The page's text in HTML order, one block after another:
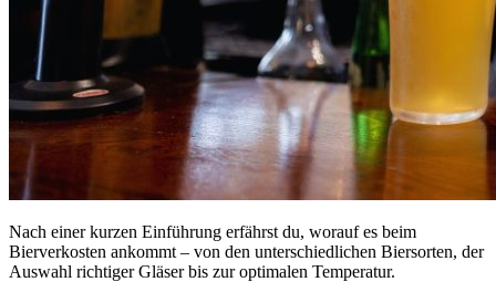
Nach einer kurzen Einführung erfährst du, worauf es beim
Bierverkosten ankommt – von den unterschiedlichen Biersorten, der
Auswahl richtiger Gläser bis zur optimalen Temperatur.